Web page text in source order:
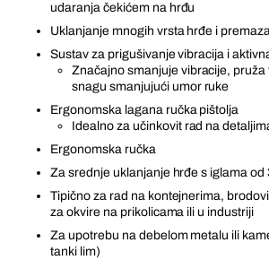
udaranja čekićem na hrđu
Uklanjanje mnogih vrsta hrđe i
Sustav za prigušivanje vibracija i
Značajno smanjuje vibracije, pruža
snagu smanjujući umor ruke
Ergonomska lagana ručka pištolja
Idealno za učinkovit rad na
Ergonomska ručka
Za srednje uklanjanje hrđe s iglama od
Tipično za rad na kontejnerima,
za okvire na prikolicama ili u industriji
Za upotrebu na debelom metalu ili
tanki lim)